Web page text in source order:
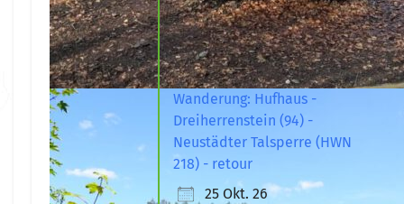
Wanderung: Hufhaus -
Dreiherrenstein (94) -
Neustädter Talsperre (HWN
218) - retour
25 Okt. 26